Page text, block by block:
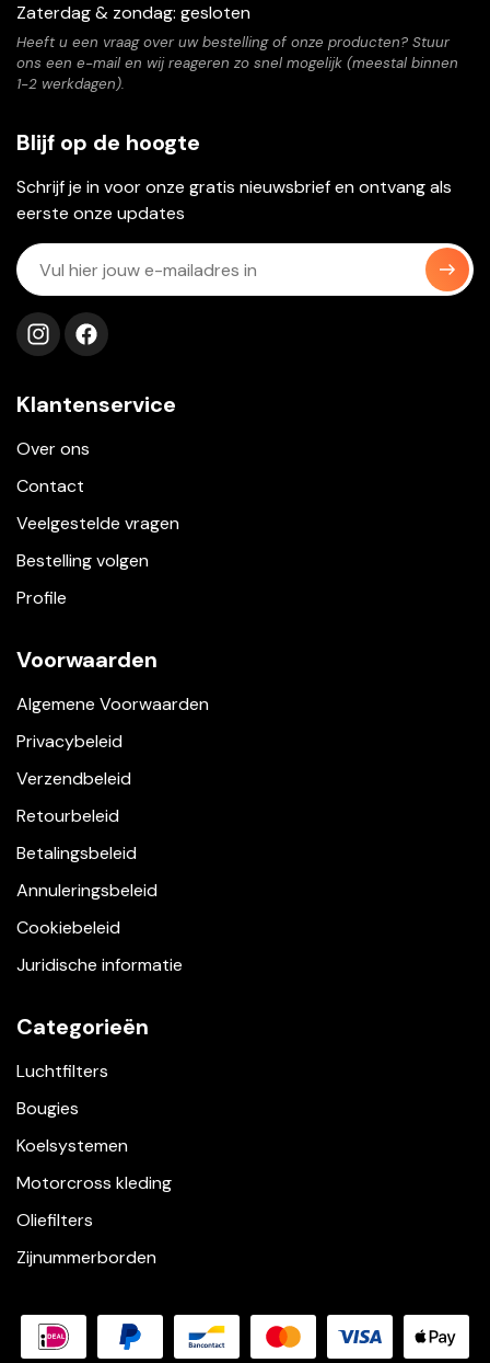
Zaterdag & zondag: gesloten
Heeft u een vraag over uw bestelling of onze producten? Stuur
ons een e-mail en wij reageren zo snel mogelijk (meestal binnen
1-2 werkdagen).
Blijf op de hoogte
Schrijf je in voor onze gratis nieuwsbrief en ontvang als
eerste onze updates
Volg ons op instagram
Volg ons op facebook
Klantenservice
Over ons
Contact
Veelgestelde vragen
Bestelling volgen
Profile
Voorwaarden
Algemene Voorwaarden
Privacybeleid
Verzendbeleid
Retourbeleid
Betalingsbeleid
Annuleringsbeleid
Cookiebeleid
Juridische informatie
Categorieën
Luchtfilters
Bougies
Koelsystemen
Motorcross kleding
Oliefilters
Zijnummerborden